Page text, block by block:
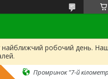
найближчий робочий день.
Промринок "7-й